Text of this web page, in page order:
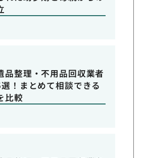
品整理・不用品回収業者
！まとめて相談できる
比較